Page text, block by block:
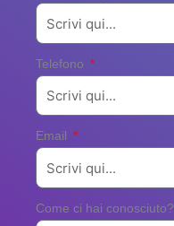
Telefono
Email
Come ci hai conosciuto?